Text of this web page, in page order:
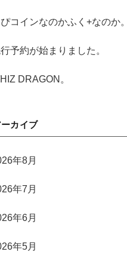
コインなのかふく+なのか。
予約が始まりました。
DRAGON。
ーカイブ
年8月
年7月
年6月
年5月